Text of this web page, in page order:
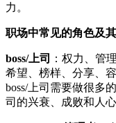
力。
职场中常见的角色及
boss/上司
：权力、管
希望、榜样、分享、
boss/上司需要做很多
司的兴衰、成败和人心